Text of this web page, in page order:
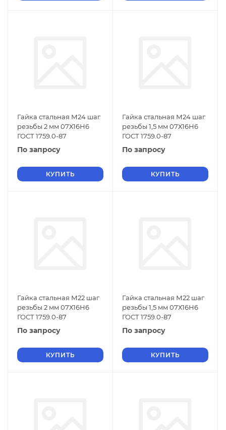
Гайка стальная М24 шаг
резьбы 2 мм 07Х16Н6
ГОСТ 1759.0-87
По запросу
КУПИТЬ
Гайка стальная М24 шаг
резьбы 1,5 мм 07Х16Н6
ГОСТ 1759.0-87
По запросу
КУПИТЬ
Гайка стальная М22 шаг
резьбы 2 мм 07Х16Н6
ГОСТ 1759.0-87
По запросу
КУПИТЬ
Гайка стальная М22 шаг
резьбы 1,5 мм 07Х16Н6
ГОСТ 1759.0-87
По запросу
КУПИТЬ